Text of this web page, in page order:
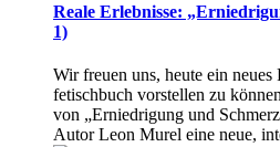
Reale Erlebnisse:
1)
Wir freuen uns, heute ein neues
fetischbuch vorstellen zu
von „Erniedrigung und
Autor Leon Murel eine neue,